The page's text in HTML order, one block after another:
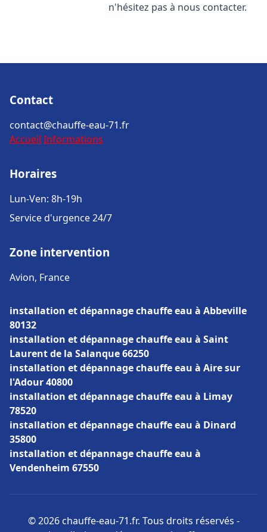
n'hésitez pas à nous contacter.
Contact
contact@chauffe-eau-71.fr
Accueil Informations
Horaires
Lun-Ven: 8h-19h
Service d'urgence 24/7
Zone intervention
Avion, France
installation et dépannage chauffe eau à Abbeville
80132
installation et dépannage chauffe eau à Saint
Laurent de la Salanque 66250
installation et dépannage chauffe eau à Aire sur
l'Adour 40800
installation et dépannage chauffe eau à Limay
78520
installation et dépannage chauffe eau à Dinard
35800
installation et dépannage chauffe eau à
Vendenheim 67550
© 2026 chauffe-eau-71.fr. Tous droits réservés -